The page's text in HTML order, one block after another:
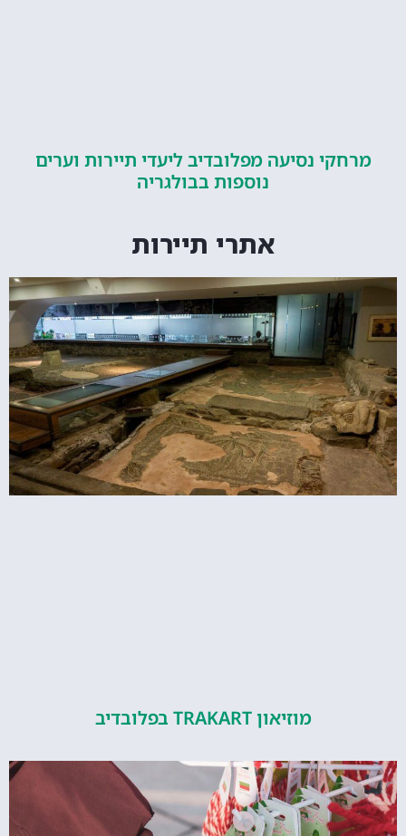
נסיעה מפלובדיב ליעדי תיירות וערים
נוספות בבולגריה
אתרי תיירות
מוזיאון TRAKART בפלובדיב